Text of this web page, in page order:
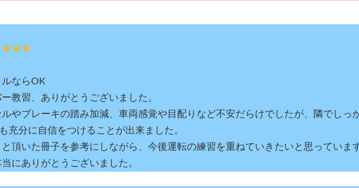
ならOK
教習、ありがとうございました。
やブレーキの踏み加減、車両感覚や目配りなど不安だらけでしたが、隣でしっ
充分に自信をつけることが出来ました。
頂いた冊子を参考にしながら、今後運転の練習を重ねていきたいと思っていま
にありがとうございました。